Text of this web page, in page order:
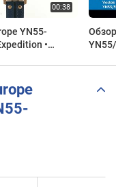
YN55-
•